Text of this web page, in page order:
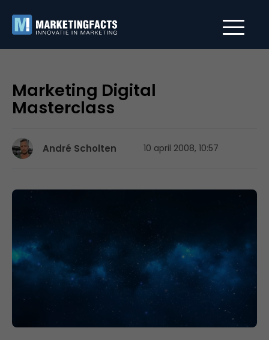
Marketing Digital
Masterclass
André Scholten 10 april 2008, 10:57